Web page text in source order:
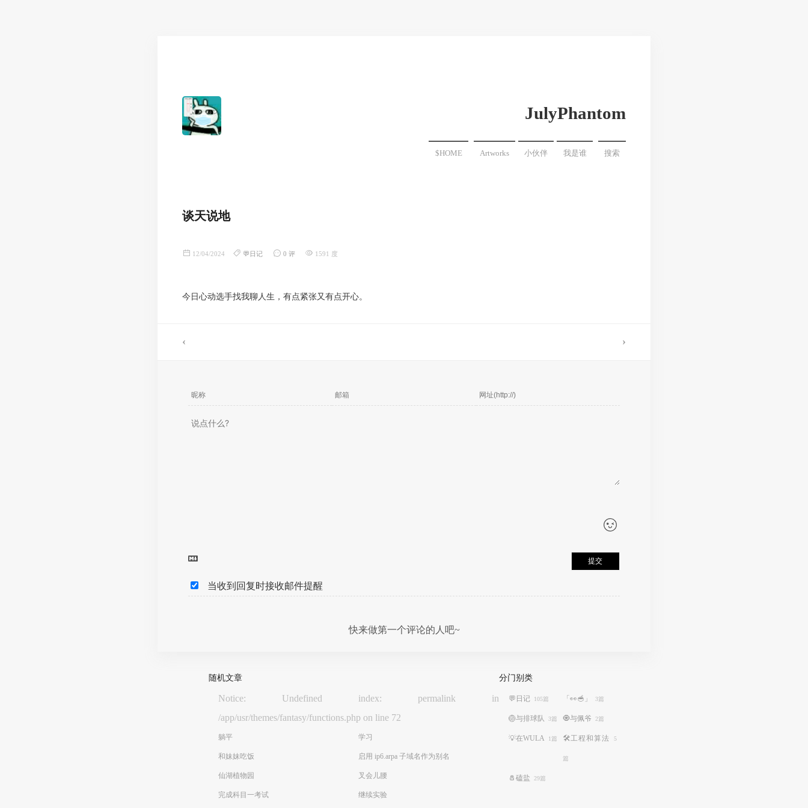
JulyPhantom
$HOME Artworks 小伙伴 我是谁 搜索
谈天说地
12/04/2024 💬日记 0 评 1591 度
今日心动选手找我聊人生，有点紧张又有点开心。
提交
当收到回复时接收邮件提醒
快来做第一个评论的人吧~
随机文章
Notice: Undefined index: permalink in
/app/usr/themes/fantasy/functions.php on line 72
躺平 学习
和妹妹吃饭 启用 ip6.arpa 子域名作为别名
仙湖植物园 叉会儿腰
完成科目一考试 继续实验
分门别类
💬日记 105篇 「👀🥣」 3篇
🏐️与排球队 3篇 🧿与佩爷 2篇
💡在WULA 1篇 🛠️工程和算法 5
篇
🧂磕盐 29篇